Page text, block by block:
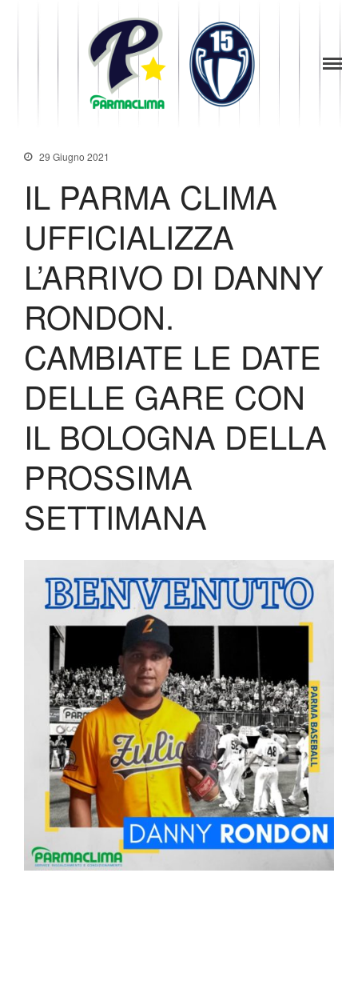
Storia
Codice di Condotta
Palmares
Maglie Ritirate
Squadra
Biglietteria
Shop
29 Giugno 2021
IL PARMA CLIMA
UFFICIALIZZA
L’ARRIVO DI DANNY
RONDON.
CAMBIATE LE DATE
DELLE GARE CON
IL BOLOGNA DELLA
PROSSIMA
SETTIMANA